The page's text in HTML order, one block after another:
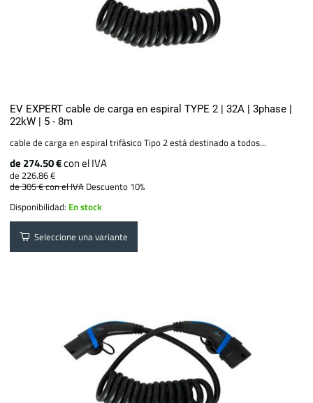
EV EXPERT cable de carga en espiral TYPE 2 | 32A | 3phase |
22kW | 5 - 8m
cable de carga en espiral trifásico Tipo 2 está destinado a todos...
de 274.50 €con el IVA
de 226.86 €
de 305 €con el IVA Descuento 10%
Disponibilidad: En stock
Seleccione una variante